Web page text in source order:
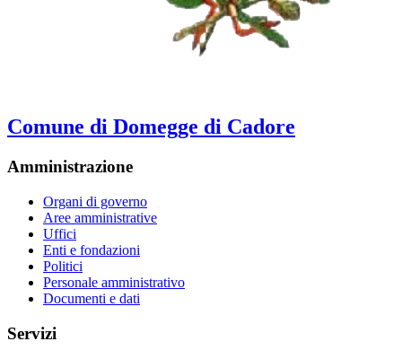
Comune di Domegge di Cadore
Amministrazione
Organi di governo
Aree amministrative
Uffici
Enti e fondazioni
Politici
Personale amministrativo
Documenti e dati
Servizi